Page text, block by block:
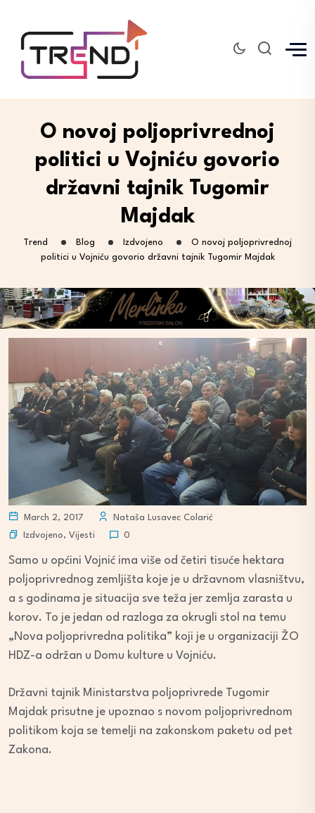
O novoj poljoprivrednoj
politici u Vojniću govorio
državni tajnik Tugomir
Majdak
Trend Blog Izdvojeno
O novoj poljoprivrednoj
politici u Vojniću govorio državni tajnik Tugomir Majdak
March 2, 2017
Nataša Lusavec Colarić
Izdvojeno, Vijesti 0
Samo u općini Vojnić ima više od četiri tisuće hektara
poljoprivrednog zemljišta koje je u državnom vlasništvu,
a s godinama je situacija sve teža jer zemlja zarasta u
korov. To je jedan od razloga za okrugli stol na temu
„Nova poljoprivredna politika” koji je u organizaciji ŽO
HDZ-a održan u Domu kulture u Vojniću.
Državni tajnik Ministarstva poljoprivrede Tugomir
Majdak prisutne je upoznao s novom poljoprivrednom
politikom koja se temelji na zakonskom paketu od pet
Zakona.